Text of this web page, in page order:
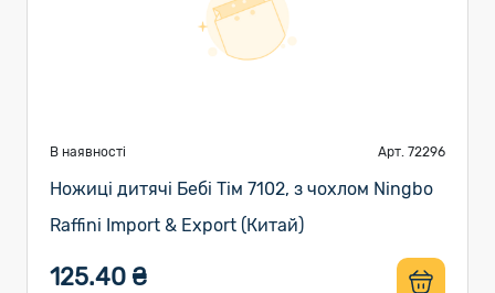
В наявності Арт. 72296
Ножиці дитячі Бебі Тім 7102, з чохлом Ningbo
Raffini Import & Export (Китай)
125.40 ₴